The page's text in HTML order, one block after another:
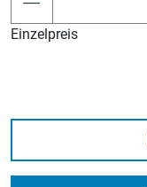
Einzelpreis